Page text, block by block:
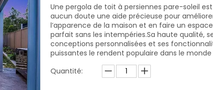
Une pergola de toit à persiennes pare-soleil
aucun doute une aide précieuse pour
l’apparence de la maison et en faire un
parfait sans les intempéries.Sa haute qualité,
conceptions personnalisées et ses
puissantes le rendent populaire dans le monde
Quantité: